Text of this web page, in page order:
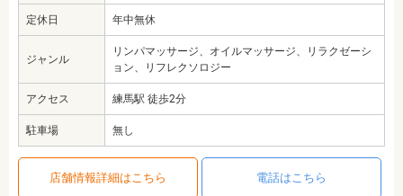
定休日 年中無休
ジャンル
リンパマッサージ、オイルマッサージ、リラクゼーシ
ョン、リフレクソロジー
アクセス 練馬駅 徒歩2分
駐車場 無し
店舗情報詳細はこちら 電話はこちら